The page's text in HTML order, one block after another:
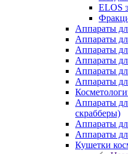
ELOS
Аппараты
Аппараты
Аппараты
Аппараты
Аппараты
Аппараты
Аппараты
скрабберы)
Аппараты
Аппараты
Кушетки